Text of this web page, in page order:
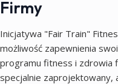
Firmy
Inicjatywa "Fair Train"
możliwość zapewnienia
programu fitness i zdrowia
specjalnie